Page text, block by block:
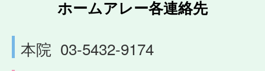
ホームアレー各連絡先
本院 03-5432-9174